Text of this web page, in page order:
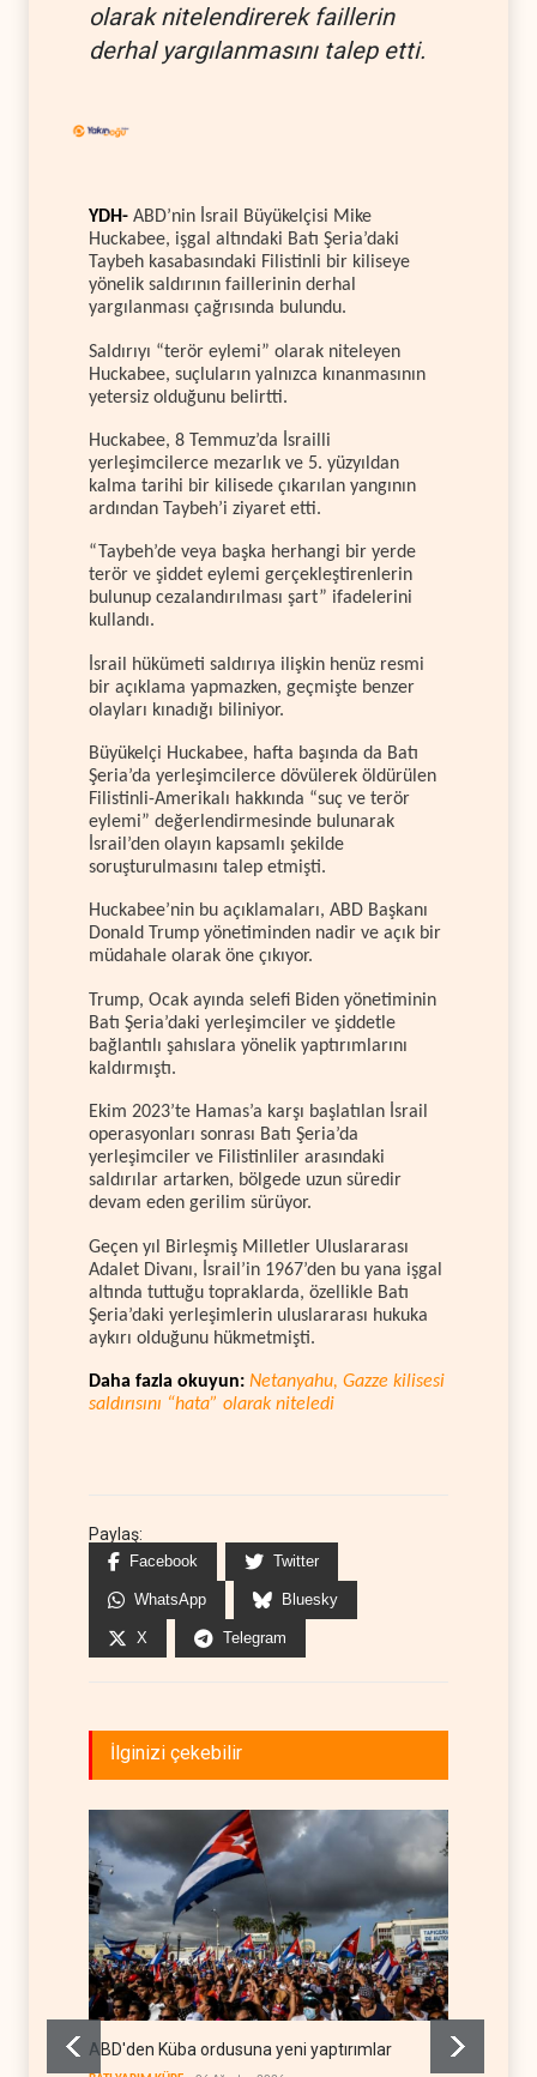
olarak nitelendirerek faillerin
derhal yargılanmasını talep etti.
YDH- ABD’nin İsrail Büyükelçisi Mike
Huckabee, işgal altındaki Batı Şeria’daki
Taybeh kasabasındaki Filistinli bir kiliseye
yönelik saldırının faillerinin derhal
yargılanması çağrısında bulundu.
Saldırıyı “terör eylemi” olarak niteleyen
Huckabee, suçluların yalnızca kınanmasının
yetersiz olduğunu belirtti.
Huckabee, 8 Temmuz’da İsrailli
yerleşimcilerce mezarlık ve 5. yüzyıldan
kalma tarihi bir kilisede çıkarılan yangının
ardından Taybeh’i ziyaret etti.
“Taybeh’de veya başka herhangi bir yerde
terör ve şiddet eylemi gerçekleştirenlerin
bulunup cezalandırılması şart” ifadelerini
kullandı.
İsrail hükümeti saldırıya ilişkin henüz resmi
bir açıklama yapmazken, geçmişte benzer
olayları kınadığı biliniyor.
Büyükelçi Huckabee, hafta başında da Batı
Şeria’da yerleşimcilerce dövülerek öldürülen
Filistinli-Amerikalı hakkında “suç ve terör
eylemi” değerlendirmesinde bulunarak
İsrail’den olayın kapsamlı şekilde
soruşturulmasını talep etmişti.
Huckabee’nin bu açıklamaları, ABD Başkanı
Donald Trump yönetiminden nadir ve açık bir
müdahale olarak öne çıkıyor.
Trump, Ocak ayında selefi Biden yönetiminin
Batı Şeria’daki yerleşimciler ve şiddetle
bağlantılı şahıslara yönelik yaptırımlarını
kaldırmıştı.
Ekim 2023’te Hamas’a karşı başlatılan İsrail
operasyonları sonrası Batı Şeria’da
yerleşimciler ve Filistinliler arasındaki
saldırılar artarken, bölgede uzun süredir
devam eden gerilim sürüyor.
Geçen yıl Birleşmiş Milletler Uluslararası
Adalet Divanı, İsrail’in 1967’den bu yana işgal
altında tuttuğu topraklarda, özellikle Batı
Şeria’daki yerleşimlerin uluslararası hukuka
aykırı olduğunu hükmetmişti.
Daha fazla okuyun: Netanyahu, Gazze kilisesi
saldırısını “hata” olarak niteledi
Paylaş:
Facebook Twitter
WhatsApp Bluesky
X Telegram
İlginizi çekebilir
ABD'den Küba ordusuna yeni yaptırımlar